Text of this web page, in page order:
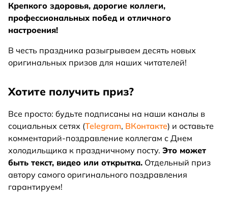
Крепкого здоровья, дорогие коллеги,
профессиональных побед и отличного
настроения!
В честь праздника разыгрываем десять новых
оригинальных призов для наших читателей!
Хотите получить приз?
Все просто: будьте подписаны на наши каналы в
социальных сетях (Telegram, ВКонтакте) и оставьте
комментарий-поздравление коллегам с Днем
холодильщика к праздничному посту. Это может
быть текст, видео или открытка. Отдельный приз
автору самого оригинального поздравления
гарантируем!